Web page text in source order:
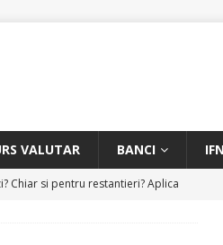
VALUTAR BANCI
Chiar si pentru restantieri? Aplica